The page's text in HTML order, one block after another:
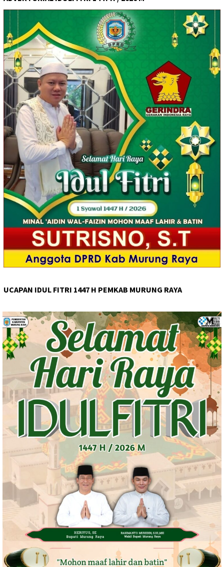
UCAPAN IDUL FITRI 1447 H PEMKAB MURUNG RAYA